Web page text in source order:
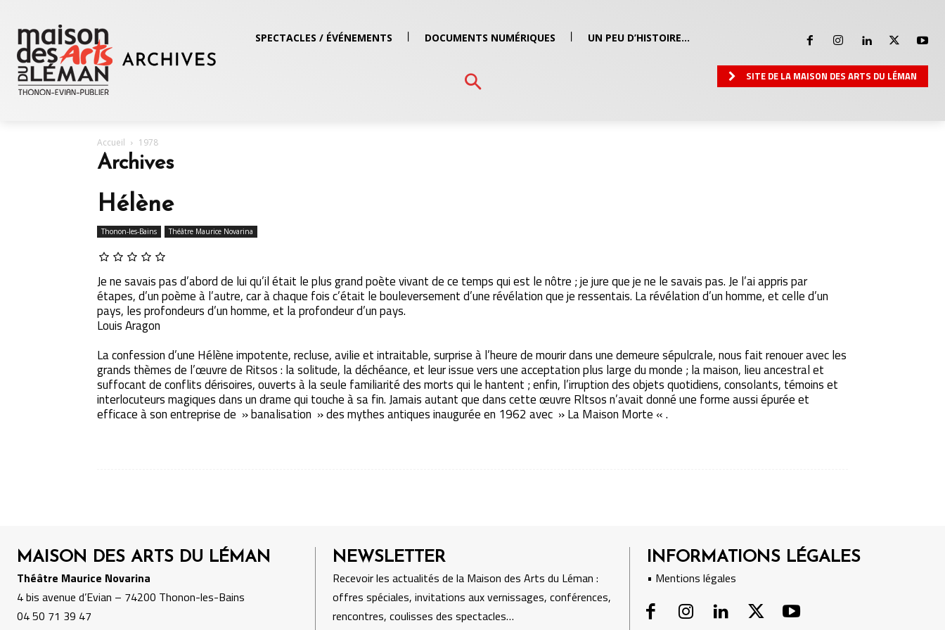
SPECTACLES / ÉVÉNEMENTS DOCUMENTS NUMÉRIQUES UN PEU D’HISTOIRE…
SITE DE LA MAISON DES ARTS DU LÉMAN
Accueil 1978
Archives
Hélène
Thonon-les-Bains Théâtre Maurice Novarina
Je ne savais pas d’abord de lui qu’il était le plus grand poète vivant de ce temps qui est le nôtre ; je jure que je ne le savais pas. Je l’ai appris par
étapes, d’un poème à l’autre, car à chaque fois c’était le bouleversement d’une révélation que je ressentais. La révélation d’un homme, et celle d’un
pays, les profondeurs d’un homme, et la profondeur d’un pays.
Louis Aragon
La confession d’une Hélène impotente, recluse, avilie et intraitable, surprise à l’heure de mourir dans une demeure sépulcrale, nous fait renouer avec les
grands thèmes de l’œuvre de Ritsos : la solitude, la déchéance, et leur issue vers une acceptation plus large du monde ; la maison, lieu ancestral et
suffocant de conflits dérisoires, ouverts à la seule familiarité des morts qui le hantent ; enfin, l’irruption des objets quotidiens, consolants, témoins et
interlocuteurs magiques dans un drame qui touche à sa fin. Jamais autant que dans cette œuvre Rltsos n’avait donné une forme aussi épurée et
efficace à son entreprise de » banalisation » des mythes antiques inaugurée en 1962 avec » La Maison Morte « .
MAISON DES ARTS DU LÉMAN
Théâtre Maurice Novarina
4 bis avenue d’Evian – 74200 Thonon-les-Bains
04 50 71 39 47
NEWSLETTER
Recevoir les actualités de la Maison des Arts du Léman :
offres spéciales, invitations aux vernissages, conférences,
rencontres, coulisses des spectacles…
INFORMATIONS LÉGALES
• Mentions légales